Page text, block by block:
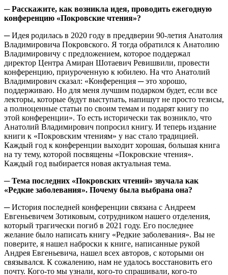
─ Расскажите, как возникла идея, проводить ежегодную
конференцию «Покровские чтения»?
─ Идея родилась в 2020 году в преддверии 90-летия Анатолия
Владимировича Покровского. Я тогда обратился к Анатолию
Владимировичу с предложением, которое поддержал
директор Центра Амиран Шотаевич Ревишвили, провести
конференцию, приуроченную к юбилею. На что Анатолий
Владимирович сказал: «Конференция ─ это хорошо,
поддерживаю. Но для меня лучшим подарком будет, если все
лекторы, которые будут выступать, напишут не просто тезисы,
а полноценные статьи по своим темам и подарят книгу по
этой конференции». То есть исторически так возникло, что
Анатолий Владимирович попросил книгу. И теперь издание
книги к «Покровским чтениям» у нас стало традицией.
Каждый год к конференции выходит хорошая, большая книга
на ту тему, которой посвящены «Покровские чтения».
Каждый год выбирается новая актуальная тема.
─ Тема последних «Покровских чтений» звучала как
«Редкие заболевания». Почему была выбрана она?
─ История последней конференции связана с Андреем
Евгеньевичем Зотиковым, сотрудником нашего отделения,
который трагически погиб в 2021 году. Его последнее
желание было написать книгу «Редкие заболевания». Вы не
поверите, я нашел наброски к книге, написанные рукой
Андрея Евгеньевича, нашел всех авторов, с которыми он
связывался. К сожалению, нам не удалось восстановить его
почту. Кого-то мы узнали, кого-то спрашивали, кого-то